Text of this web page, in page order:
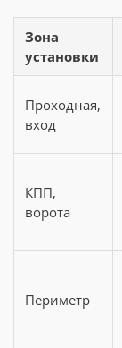
Зона
установки
Проходная,
вход
КПП,
ворота
Периметр